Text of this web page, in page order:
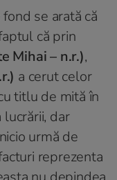
se arată că
că prin
Mihai – n.r.),
a cerut celor
titlu de mită în
dar
urmă de
reprezenta